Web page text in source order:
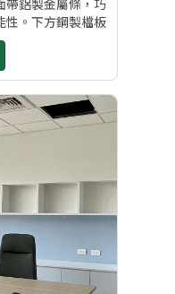
帶鋁製金屬條，巧
性。下方鋼製檔板
活動分開使用。
元皿開發鋼櫃做
設計:設計部李文